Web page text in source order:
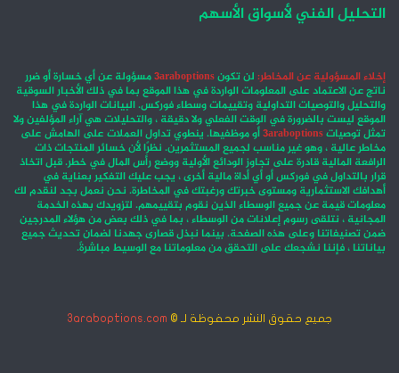
التحليل الفني لأسواق الأسهم
إخلاء المسؤولية عن المخاطر: لن تكون3araboptionsمسؤولة عن أي خسارة أو ضرر
ناتج عن الاعتماد على المعلومات الواردة في هذا الموقع بما في ذلك الأخبار السوقية
والتحليل والتوصيات التداولية وتقييمات وسطاء فوركس. البيانات الواردة في هذا
الموقع ليست بالضرورة في الوقت الفعلي ولا دقيقة ، والتحليلات هي آراء المؤلفين ولا
تمثل توصيات3araboptionsأو موظفيها. ينطوي تداول العملات على الهامش على
مخاطر عالية ، وهو غير مناسب لجميع المستثمرين. نظرًا لأن خسائر المنتجات ذات
الرافعة المالية قادرة على تجاوز الودائع الأولية ووضع رأس المال في خطر. قبل اتخاذ
قرار بالتداول في فوركس أو أي أداة مالية أخرى ، يجب عليك التفكير بعناية في
أهدافك الاستثمارية ومستوى خبرتك ورغبتك في المخاطرة. نحن نعمل بجد لنقدم لك
معلومات قيمة عن جميع الوسطاء الذين نقوم بتقييمهم. لتزويدك بهذه الخدمة
المجانية ، نتلقى رسوم إعلانات من الوسطاء ، بما في ذلك بعض من هؤلاء المدرجين
ضمن تصنيفاتنا وعلى هذه الصفحة. بينما نبذل قصارى جهدنا لضمان تحديث جميع
بياناتنا ، فإننا نشجعك على التحقق من معلوماتنا مع الوسيط مباشرةً.
جميع حقوق النشر محفوظة لـ © 3araboptions.com